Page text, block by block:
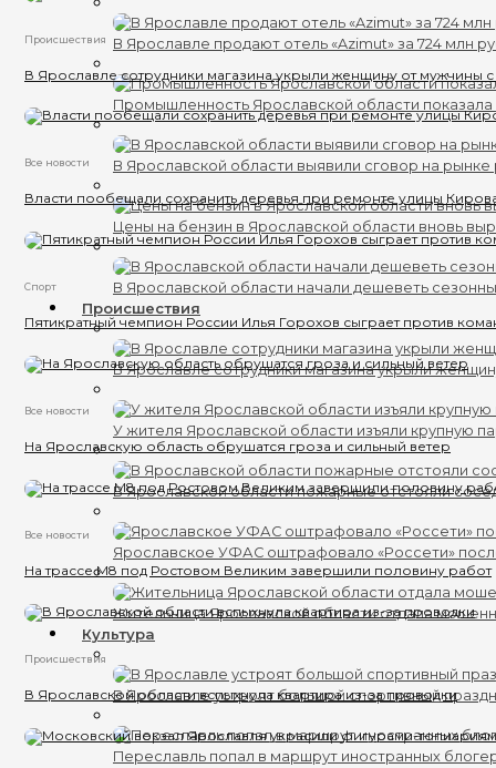
В Ярославле продают отель «Azimut» за 724 млн
Промышленность Ярославской области показала
В Ярославской области выявили сговор на рынке
Цены на бензин в Ярославской области вновь
В Ярославской области начали дешеветь
Происшествия
В Ярославле сотрудники магазина укрыли
У жителя Ярославской области изъяли крупную
В Ярославской области пожарные отстояли
Ярославское УФАС оштрафовало «Россети»
Жительница Ярославской области отдала
Культура
В Ярославле устроят большой спортивный
Переславль попал в маршрут иностранных
Происшествия
В Ярославле сотрудники магазина укрыли женщину от мужчины с
Все новости
Власти пообещали сохранить деревья при ремонте улицы
Спорт
Пятикратный чемпион России Илья Горохов сыграет против
Все новости
На Ярославскую область обрушатся гроза и сильный ветер
Все новости
На трассе М8 под Ростовом Великим завершили половину работ
Происшествия
В Ярославской области вспыхнула квартира из-за проводки